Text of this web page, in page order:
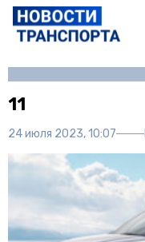
11
24 июля 2023, 10:07